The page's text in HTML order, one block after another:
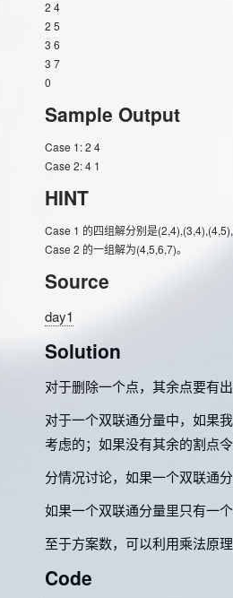
2 4
2 5
3 6
3 7
0
Sample Output
Case 1: 2 4
Case 2: 4 1
HINT
Case 1 的四组解分别是
Case 2 的一组解为(4,5,6,7)。
Source
day1
Solution
对于删除一个点，其余点要有
对于一个双联通分量中，如果
考虑的；如果没有其余的割点
分情况讨论，如果一个双联通
如果一个双联通分量里只有一
至于方案数，可以利用乘法原
Code